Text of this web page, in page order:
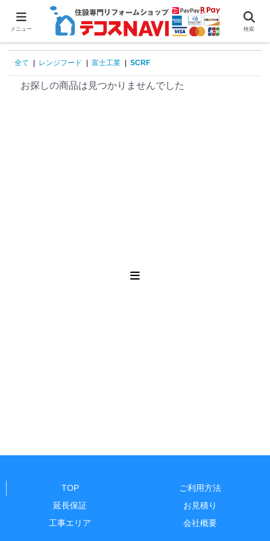
全て レンジフード 富士工業 SCRF
お探しの商品は見つかりませんでした
TOP
ご利用方法
延長保証
お見積り
工事エリア
会社概要
メニュー 検索